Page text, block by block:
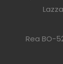
Rea BO-